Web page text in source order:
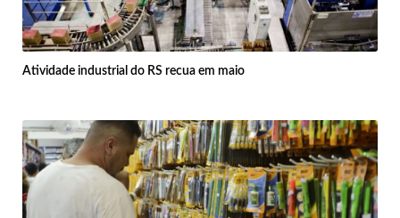
Atividade industrial do RS recua em maio